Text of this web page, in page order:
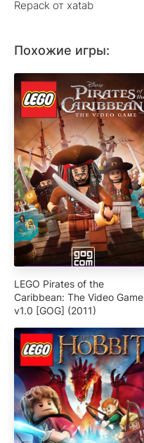
Repack от xatab
Похожие игры:
LEGO Pirates of the
Caribbean: The Video Game
v1.0 [GOG] (2011)